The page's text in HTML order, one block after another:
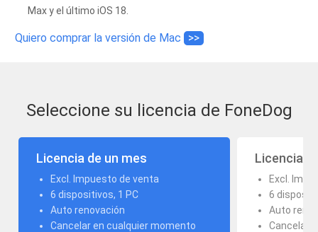
Max y el último iOS 18.
Quiero comprar la versión de Mac >>
Seleccione su licencia de FoneDog
Licencia de un mes
Excl. Impuesto de venta
6 dispositivos, 1 PC
Auto renovación
Cancelar en cualquier momento
Licencia
Excl.
6
Auto
Cancelar